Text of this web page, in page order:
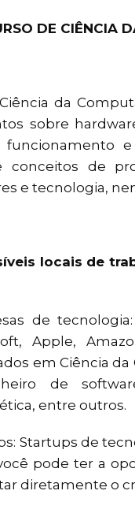
DE CIÊNCIA
da
sobre
funcionamento
conceitos de
e tecnologia,
locais de
de
Apple,
em Ciência
de
entre outros.
Startups de
pode ter a
diretamente o